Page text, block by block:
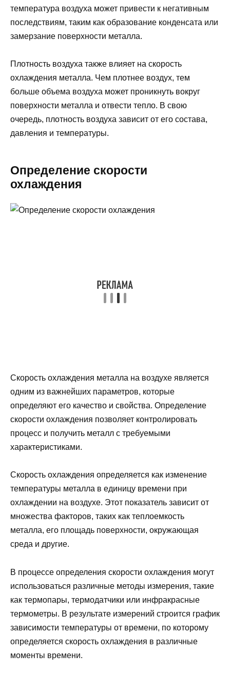
температура воздуха может привести к негативным
последствиям, таким как образование конденсата или
замерзание поверхности металла.
Плотность воздуха также влияет на скорость
охлаждения металла. Чем плотнее воздух, тем
больше объема воздуха может проникнуть вокруг
поверхности металла и отвести тепло. В свою
очередь, плотность воздуха зависит от его состава,
давления и температуры.
Определение скорости
охлаждения
Скорость охлаждения металла на воздухе является
одним из важнейших параметров, которые
определяют его качество и свойства. Определение
скорости охлаждения позволяет контролировать
процесс и получить металл с требуемыми
характеристиками.
Скорость охлаждения определяется как изменение
температуры металла в единицу времени при
охлаждении на воздухе. Этот показатель зависит от
множества факторов, таких как теплоемкость
металла, его площадь поверхности, окружающая
среда и другие.
В процессе определения скорости охлаждения могут
использоваться различные методы измерения, такие
как термопары, термодатчики или инфракрасные
термометры. В результате измерений строится график
зависимости температуры от времени, по которому
определяется скорость охлаждения в различные
моменты времени.